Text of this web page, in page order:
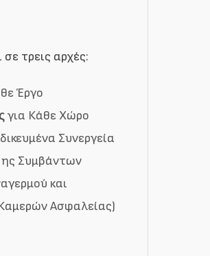
τρεις αρχές:
Έργο
για Κάθε Χώρο
Συνεργεία
Συμβάντων
και
Ασφαλείας)